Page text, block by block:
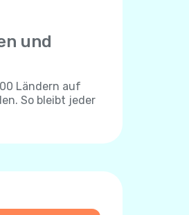
und
Ländern auf
So bleibt jeder